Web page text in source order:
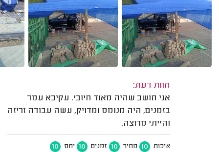
חוות דעת:
אני חושב שהיה מאוד חיובי. עקיבא עמד
בזמנים, היה מנומס ומדויק, עשה עבודה זריזה
והייתי מרוצה.
איכות 10 מחיר 10 זמנים 10 יחס 10